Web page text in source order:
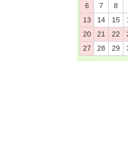
6
7 8
13
14 15
20
21 22
27
28 29